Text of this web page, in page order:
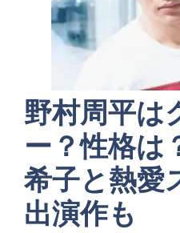
野村周平は
ー？性格は
希子と熱愛
出演作も